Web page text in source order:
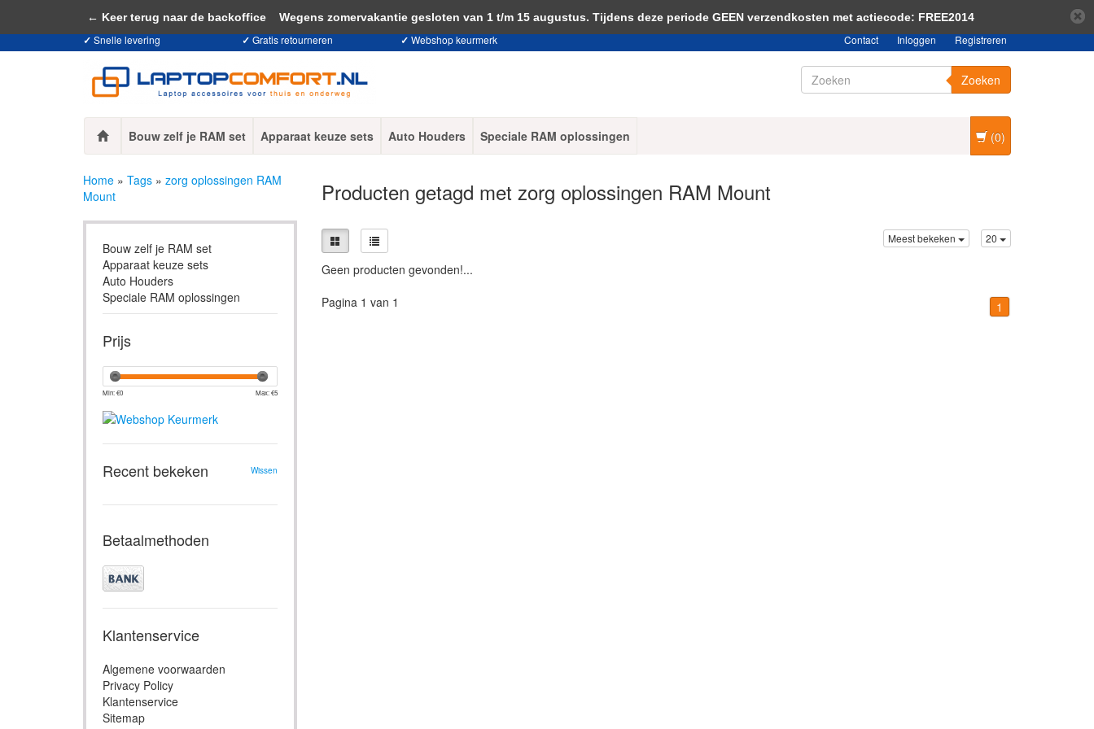
✓ Snelle levering ✓ Gratis retourneren ✓ Webshop keurmerk Contact Inloggen Registreren
Zoeken
Bouw zelf je RAM set Apparaat keuze sets Auto Houders Speciale RAM oplossingen (0)
Home » Tags » zorg oplossingen RAM
Mount
Bouw zelf je RAM set
Apparaat keuze sets
Auto Houders
Speciale RAM oplossingen
Prijs
Min: €0 Max: €5
Recent bekeken Wissen
Betaalmethoden
Klantenservice
Algemene voorwaarden
Privacy Policy
Klantenservice
Sitemap
Producten getagd met zorg oplossingen RAM Mount
Meest bekeken 20
Geen producten gevonden!...
Pagina 1 van 1
1
Door het gebruiken van onze website, ga je akkoord met het gebruik van cookies om onze website te verbeteren. Dit bericht verbergen Meer over cookies »
← Keer terug naar de backoffice Wegens zomervakantie gesloten van 1 t/m 15 augustus. Tijdens deze periode GEEN verzendkosten met actiecode: FREE2014